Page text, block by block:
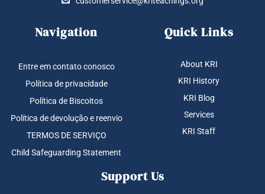
Navigation
Entre em contato conosco
Política de privacidade
Política de Biscoitos
Política de devolução e reenvio
TERMOS DE SERVIÇO
Child Safeguarding Statement
Quick Links
About KRI
KRI History
KRI Blog
Services
KRI Staff
Support Us